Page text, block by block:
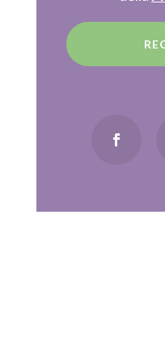
di cookie o altri
tecnici. Se vuoi
tutti, se invece vuoi
da accettare clicca su